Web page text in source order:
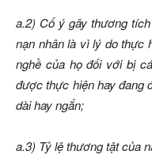
a.2) Cố ý gây thương
nạn nhân là vì lý do thực
nghề của họ đối với bị
được thực hiện hay đang
dài hay ngắn;
a.3) Tỷ lệ thương tật của